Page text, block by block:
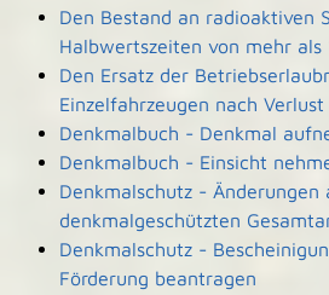
Den Bestand an radioaktiven
Halbwertszeiten von mehr
Den Ersatz der
Einzelfahrzeugen nach
Denkmalbuch - Denkmal
Denkmalbuch - Einsicht
Denkmalschutz - Änderungen
denkmalgeschützten
Denkmalschutz -
Förderung beantragen